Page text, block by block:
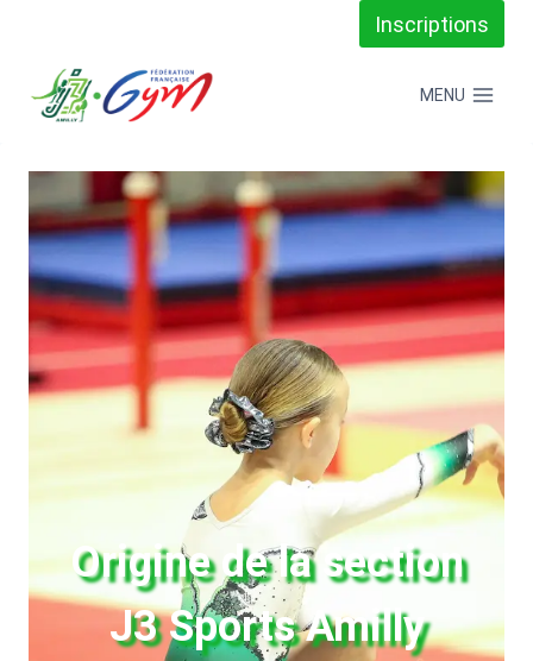
contenu
Inscriptions
MENU
Origine de la section
J3 Sports Amilly